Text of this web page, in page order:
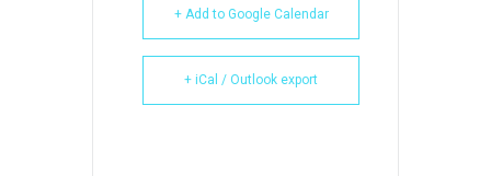
+ Add to Google Calendar
+ iCal / Outlook export